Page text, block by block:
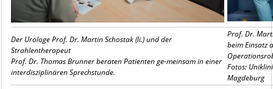
Der Urologe Prof. Dr. Martin Schostak (li.) und der
Strahlentherapeut
Prof. Dr. Thomas Brunner beraten Patienten ge-meinsam in einer
interdisziplinären Sprechstunde.
Prof. Dr.
beim Einsatz
Fotos:
Magdeburg